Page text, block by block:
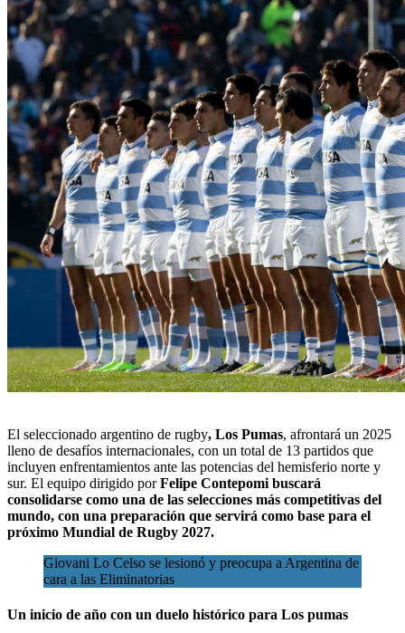
El seleccionado argentino de rugby, Los Pumas, afrontará un 2025
lleno de desafíos internacionales, con un total de 13 partidos que
incluyen enfrentamientos ante las potencias del hemisferio norte y
sur. El equipo dirigido porFelipe Contepomi buscará
consolidarse como una de las selecciones más competitivas del
mundo, con una preparación que servirá como base para el
próximo Mundial de Rugby 2027.
Giovani Lo Celso se lesionó y preocupa a Argentina de
cara a las Eliminatorias
Un inicio de año con un duelo histórico para Los pumas